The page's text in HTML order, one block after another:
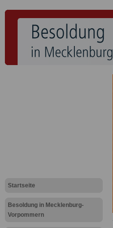
Startseite
Besoldung in Mecklenburg-
Vorpommern